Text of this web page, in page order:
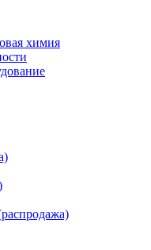
химия